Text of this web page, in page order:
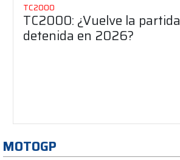
TC2000
TC2000: ¿Vuelve la partida
detenida en 2026?
MOTOGP